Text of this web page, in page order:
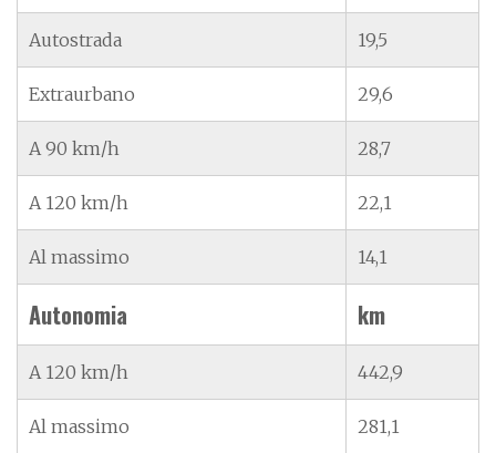
Autostrada 19,5
Extraurbano 29,6
A 90 km/h 28,7
A 120 km/h 22,1
Al massimo 14,1
Autonomia km
A 120 km/h 442,9
Al massimo 281,1